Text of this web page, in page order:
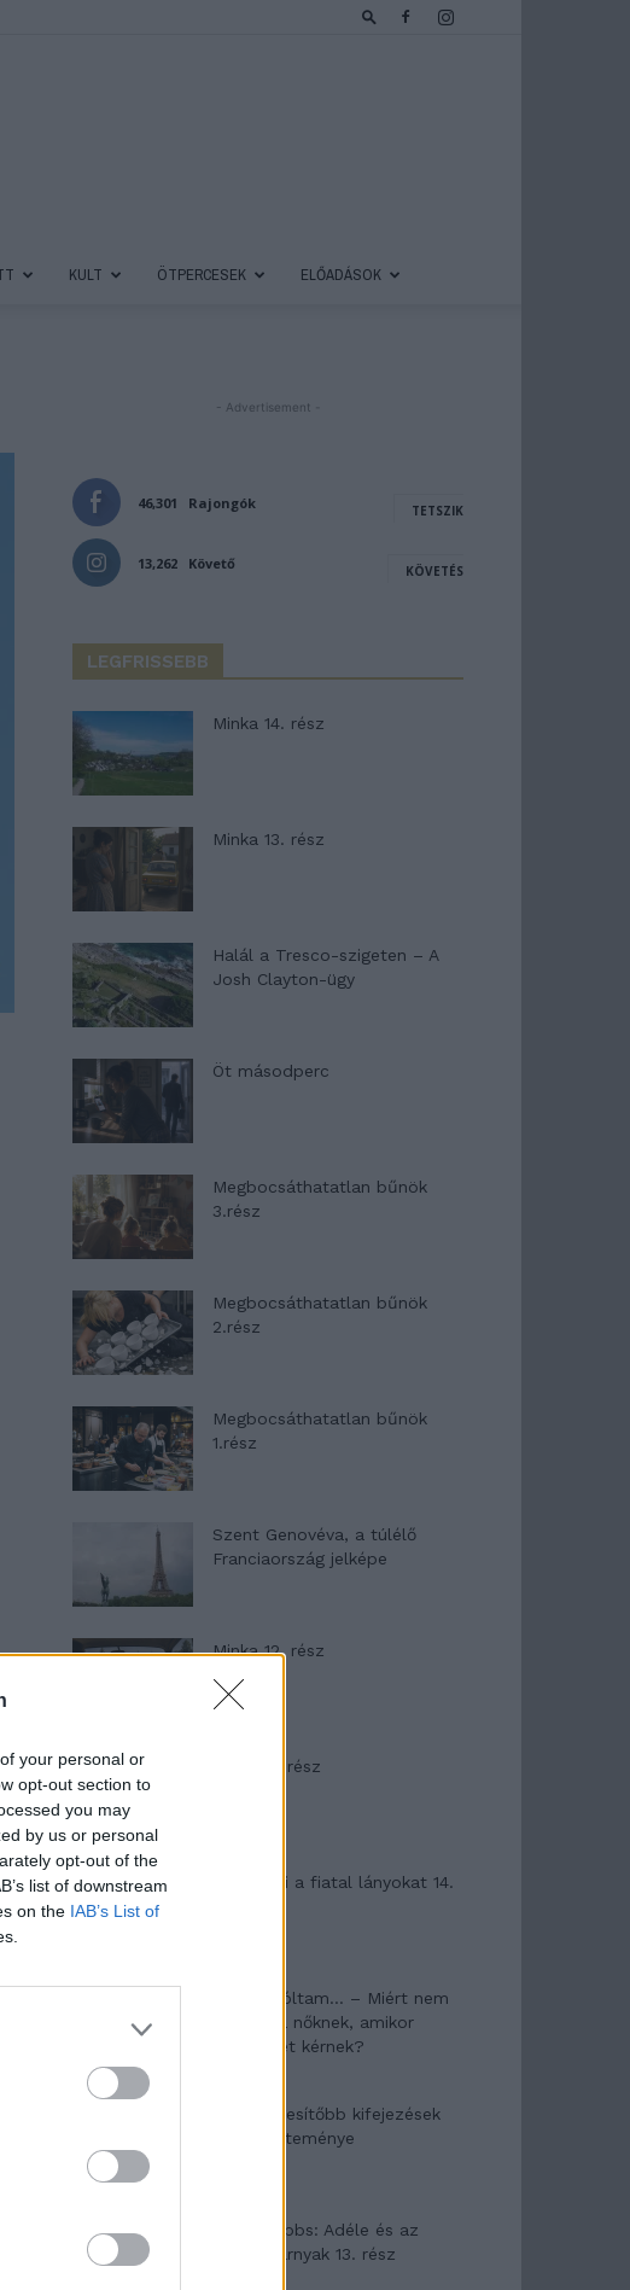
your personal or
opt-out section to
you may
by us or personal
opt-out of the
list of downstream
on the IAB’s List of
KULT ÖTPERCESEK ELŐADÁSOK
- Advertisement -
46,301 Rajongók TETSZIK
13,262 Követő KÖVETÉS
LEGFRISSEBB
Minka 14. rész
Minka 13. rész
Halál a Tresco-szigeten – A
Josh Clayton-ügy
Öt másodperc
Megbocsáthatatlan bűnök
3.rész
Megbocsáthatatlan bűnök
2.rész
Megbocsáthatatlan bűnök
1.rész
Szent Genovéva, a túlélő
Franciaország jelképe
Minka 12. rész
Minka 11. rész
T. szereti a fiatal lányokat 14.
Pedig szóltam… – Miért nem
hiszünk a nőknek, amikor
segítséget kérnek?
A legidegesítőbb kifejezések
laza gyűjteménye
Elyna Robbs: Adéle és az
örökölt árnyak 13. rész